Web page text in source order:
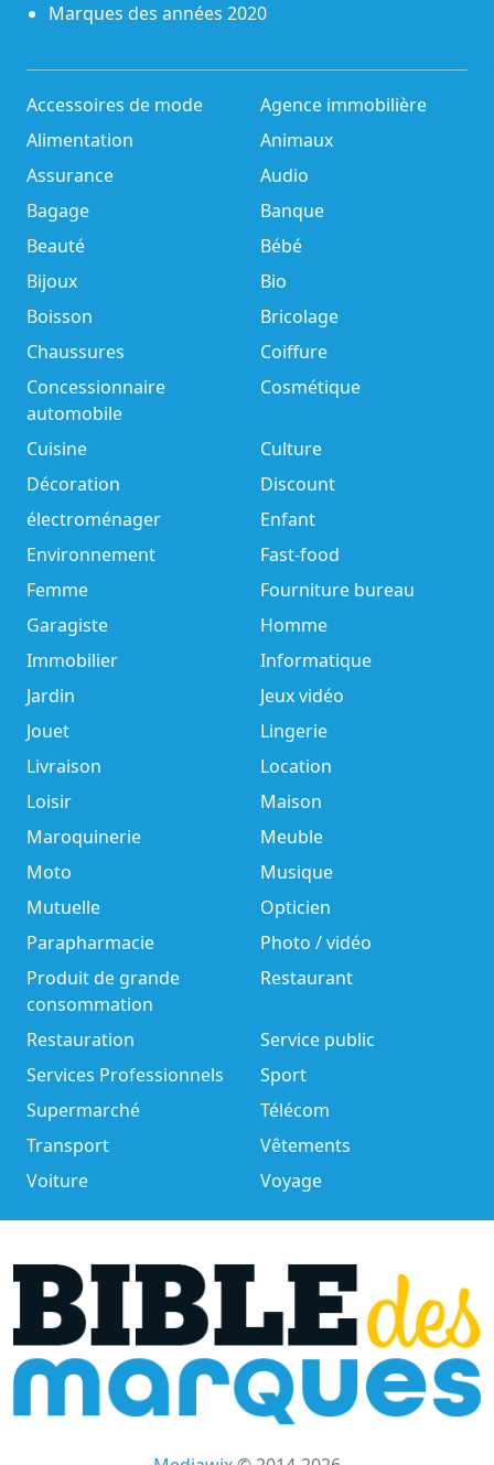
Marques des années 2020
Accessoires de mode
Agence immobilière
Alimentation
Animaux
Assurance
Audio
Bagage
Banque
Beauté
Bébé
Bijoux
Bio
Boisson
Bricolage
Chaussures
Coiffure
Concessionnaire
automobile
Cosmétique
Cuisine
Culture
Décoration
Discount
électroménager
Enfant
Environnement
Fast-food
Femme
Fourniture bureau
Garagiste
Homme
Immobilier
Informatique
Jardin
Jeux vidéo
Jouet
Lingerie
Livraison
Location
Loisir
Maison
Maroquinerie
Meuble
Moto
Musique
Mutuelle
Opticien
Parapharmacie
Photo / vidéo
Produit de grande
consommation
Restaurant
Restauration
Service public
Services Professionnels
Sport
Supermarché
Télécom
Transport
Vêtements
Voiture
Voyage